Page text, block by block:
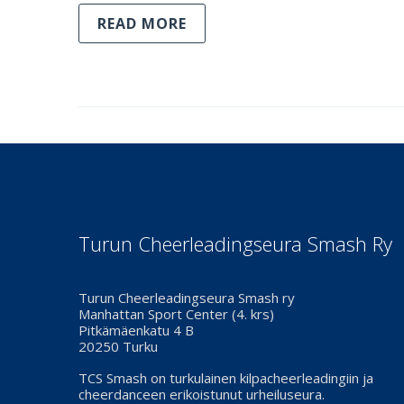
READ MORE
Turun Cheerleadingseura Smash Ry
Turun Cheerleadingseura Smash ry
Manhattan Sport Center (4. krs)
Pitkämäenkatu 4 B
20250 Turku
TCS Smash on turkulainen kilpacheerleadingiin ja
cheerdanceen erikoistunut urheiluseura.